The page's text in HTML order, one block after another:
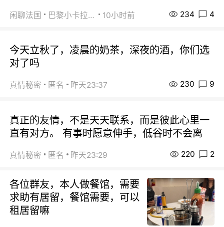
闲聊法国 巴黎小卡拉咪 10小时前 234 4
今天立秋了，凌晨的奶茶，深夜的酒，你们选
对了吗
真情秘密 匿名 昨天23:37 230 9
真正的友情，不是天天联系，而是彼此心里一
直有对方。 有事时愿意伸手，低谷时不会离
真情秘密 匿名 昨天23:29 220 2
各位群友，本人做餐馆，需要
求助有居留，餐馆需要，可以
租居留嘛